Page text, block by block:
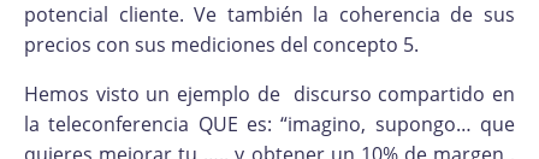
potencial cliente. Ve también la coherencia de sus
precios con sus mediciones del concepto 5.
Hemos visto un ejemplo de discurso compartido en
la teleconferencia QUE es: “imagino, supongo… que